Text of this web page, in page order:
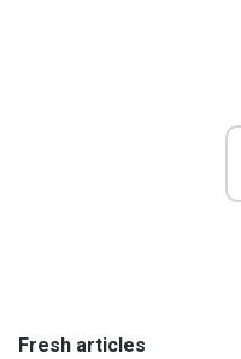
Fresh articles